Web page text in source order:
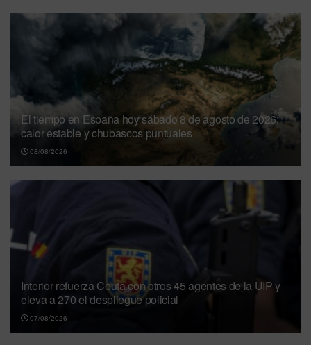
El tiempo en España hoy sábado 8 de agosto de 2026:
calor estable y chubascos puntuales
08/08/2026
Interior refuerza Ceuta con otros 45 agentes de la UIP y
eleva a 270 el despliegue policial
07/08/2026